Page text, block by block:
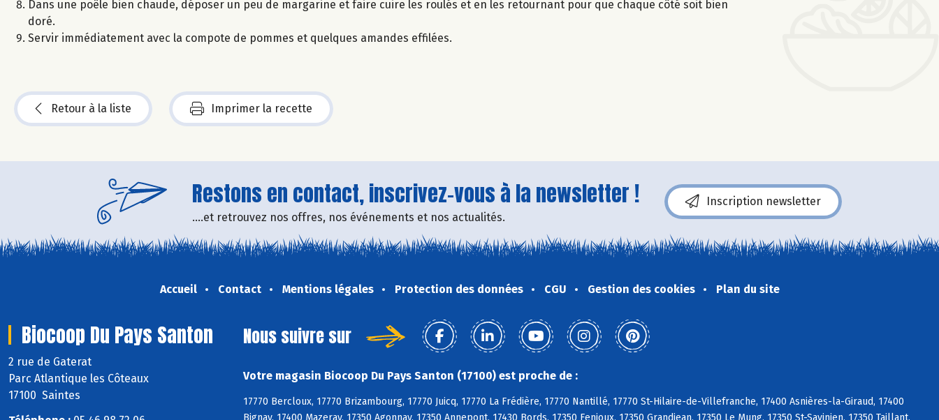
Dans une poêle bien chaude, déposer un peu de margarine et faire cuire les roulés et en les retournant pour que chaque côté soit bien
doré.
Servir immédiatement avec la compote de pommes et quelques amandes effilées.
Retour à la liste Imprimer la recette
Restons en contact, inscrivez-vous à la newsletter !
....et retrouvez nos offres, nos événements et nos actualités.
Inscription newsletter
Accueil Contact Mentions légales Protection des données CGU Gestion des cookies Plan du site
Biocoop Du Pays Santon
2 rue de Gaterat
Parc Atlantique les Côteaux
17100 Saintes
Nous suivre sur
Votre magasin Biocoop Du Pays Santon (17100) est proche de :
17770 Bercloux, 17770 Brizambourg, 17770 Juicq, 17770 La Frédière, 17770 Nantillé, 17770 St-Hilaire-de-Villefranche, 17400 Asnières-la-Giraud, 17400
Bignay, 17400 Mazeray, 17350 Agonnay, 17350 Annepont, 17430 Bords, 17350 Fenioux, 17350 Grandjean, 17350 Le Mung, 17350 St-Savinien, 17350 Taillant,